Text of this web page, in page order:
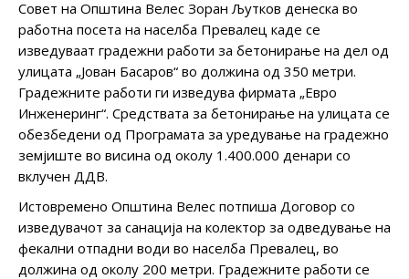
Совет на Општина Велес Зоран Љутков денеска во
работна посета на населба Превалец каде се
изведуваат градежни работи за бетонирање на дел од
улицата „Јован Басаров“ во должина од 350 метри.
Градежните работи ги изведува фирмата „Евро
Инженеринг“. Средствата за бетонирање на улицата се
обезбедени од Програмата за уредување на градежно
земјиште во висина од околу 1.400.000 денари со
вклучен ДДВ.
Истовремено Општина Велес потпиша Договор со
изведувачот за санација на колектор за одведување на
фекални отпадни води во населба Превалец, во
должина од околу 200 метри. Градежните работи се